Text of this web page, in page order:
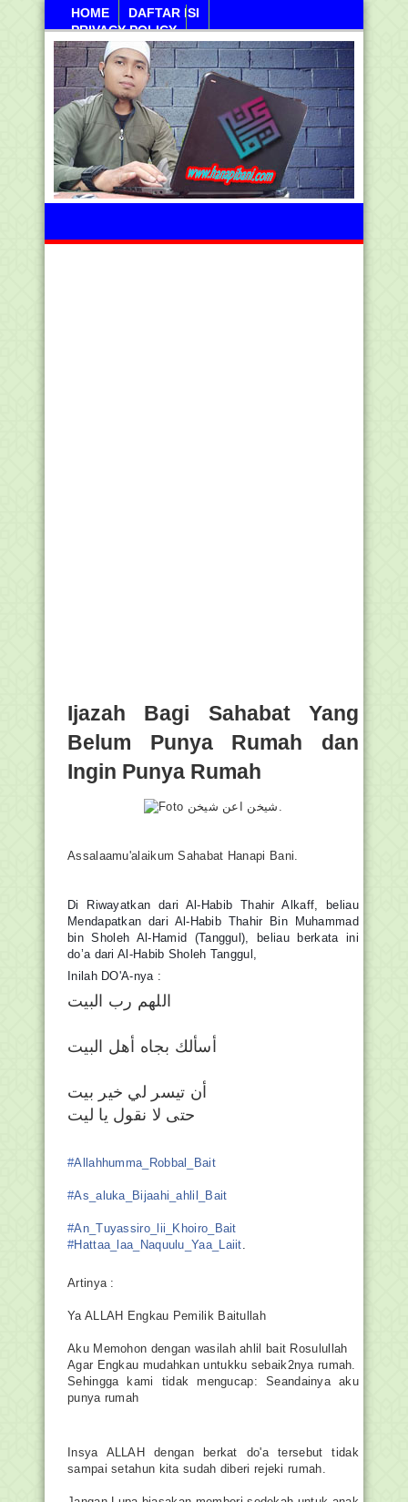
HOME
DAFTAR ISI
PRIVACY POLICY
Jumahat, 07 Agustus 2026
Ijazah Bagi Sahabat Yang
Belum Punya Rumah dan
Ingin Punya Rumah
Assalaamu'alaikum Sahabat Hanapi Bani.
Di Riwayatkan dari Al-Habib Thahir Alkaff, beliau
Mendapatkan dari Al-Habib Thahir Bin Muhammad
bin Sholeh Al-Hamid (Tanggul), beliau berkata ini
do’a dari Al-Habib Sholeh Tanggul,
Inilah DO'A-nya :
ﺍﻟﻠﻬﻢ ﺭﺏ ﺍﻟﺒﻴﺖ
ﺃﺳﺄﻟﻚ ﺑﺠﺎﻩ ﺃﻫﻞ ﺍﻟﺒﻴﺖ
ﺃﻥ ﺗﻴﺴﺮ ﻟﻲ ﺧﻴﺮ ﺑﻴﺖ
ﺣﺘﻰ ﻻ ﻧﻘﻮﻝ ﻳﺎ ﻟﻴﺖ
#Allahhumma_Robbal_Bait
#As_aluka_Bijaahi_ahlil_Bait
#An_Tuyassiro_lii_Khoiro_Bait
#Hattaa_laa_Naquulu_Yaa_Laiit.
Artinya :
Ya ALLAH Engkau Pemilik Baitullah
Aku Memohon dengan wasilah ahlil bait Rosulullah
Agar Engkau mudahkan untukku sebaik2nya rumah.
Sehingga kami tidak mengucap: Seandainya aku
punya rumah
Insya ALLAH dengan berkat do'a tersebut tidak
sampai setahun kita sudah diberi rejeki rumah.